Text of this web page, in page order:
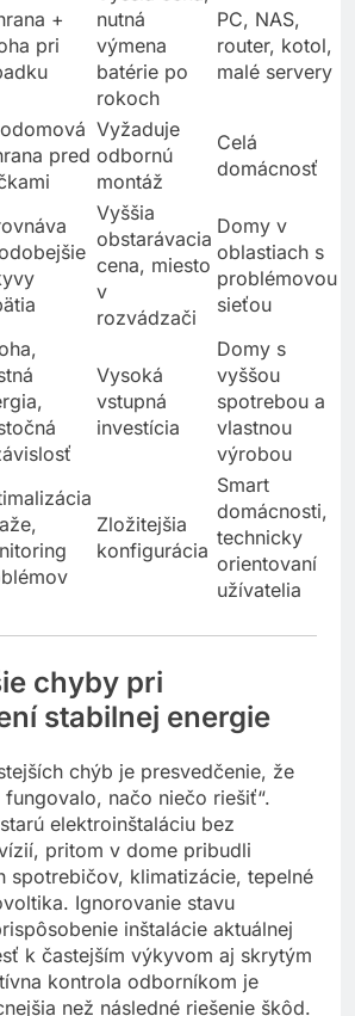
+
pri
Vyššia cena,
nutná
výmena
batérie po
rokoch
PC, NAS,
router, kotol,
pred
Vyžaduje
odbornú
montáž
Celá
Vyššia
obstarávacia
cena, miesto
v
Domy v
oblastiach s
problémovou
Vysoká
vstupná
Domy s
vyššou
spotrebou a
vlastnou
výrobou
Zložitejšia
Smart
domácnosti,
technicky
orientovaní
chyby pri
stabilnej energie
chýb je presvedčenie, že
načo niečo riešiť“.
elektroinštaláciu bez
pritom v dome pribudli
spotrebičov, klimatizácie, tepelné
Ignorovanie stavu
inštalácie aktuálnej
k častejším výkyvom aj skrytým
kontrola odborníkom je